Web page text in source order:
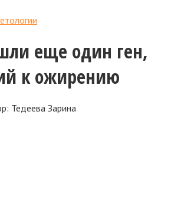
еще один ген,
к ожирению
Тедеева Зарина